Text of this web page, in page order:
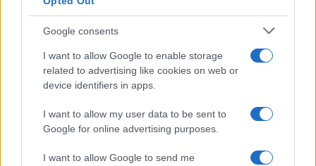
Google consents
I want to allow Google to enable storage
related to advertising like cookies on web or
device identifiers in apps.
I want to allow my user data to be sent to
Google for online advertising purposes.
I want to allow Google to send me
Guía para evaluar RWA: custodios, oráculos, liquidez y riesgo
Marta Ruiz · 6 Ago 2026